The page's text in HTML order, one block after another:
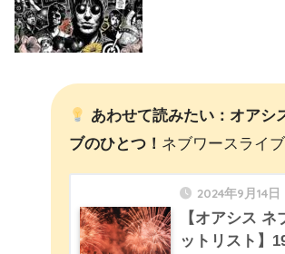
あわせて読みたい：オアシ
ブのひとつ！ ネブワースライ
2024年9月14日
【オアシス ネ
ットリスト】